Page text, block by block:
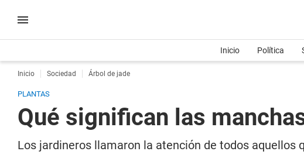
Inicio Política
Inicio Sociedad Árbol de jade
PLANTAS
Qué significan las
Los jardineros llamaron la atención de todos aquellos